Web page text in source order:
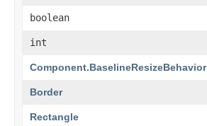
boolean
int
Component.BaselineResizeBehavior
Border
Rectangle